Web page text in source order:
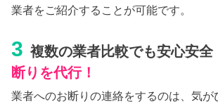
業者をご紹介することが可能です。
3 複数の業者比較でも安心安全
断りを代行！
業者へのお断りの連絡をするのは、気が